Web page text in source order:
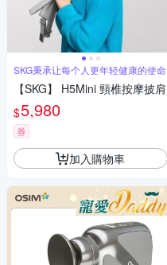
SKG秉承让每个人更年轻健康的使命
【SKG】 H5Mini 頸椎按摩披肩
$5,980
券
加入購物車